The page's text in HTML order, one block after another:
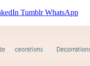
Tumblr WhatsApp